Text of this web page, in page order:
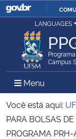
Ministério da Justiça e
Ministério da Defesa
Ministério das Relações
Ministério da Economia
LANGUAGES
Campus
Menu Menu
Você está aqui:
PARA BOLSAS
PROGRAMA